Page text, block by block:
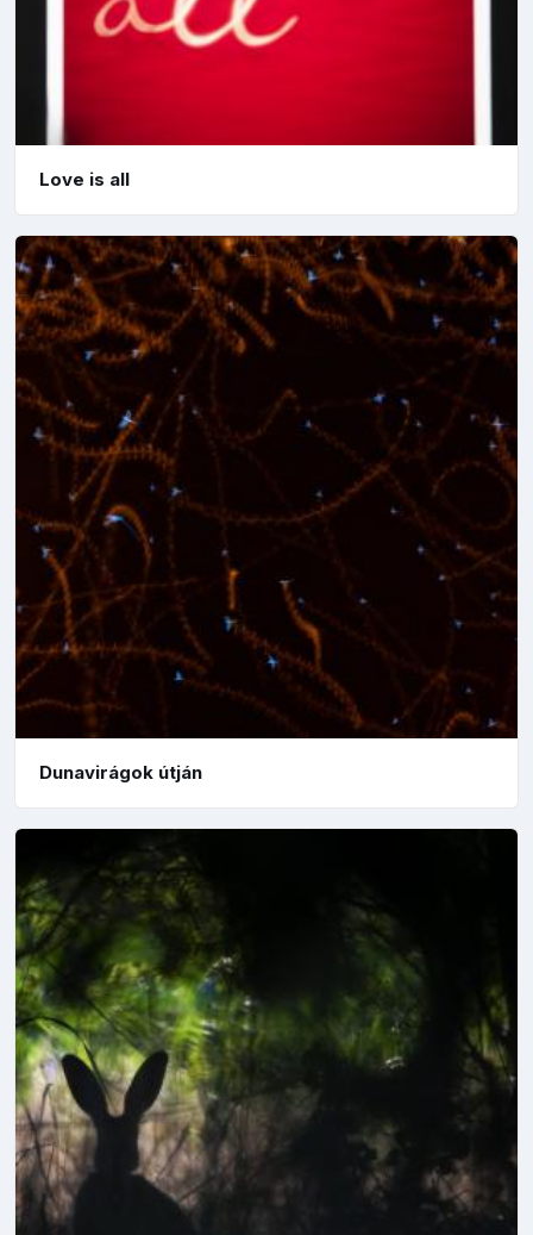
Love is all
Dunavirágok útján